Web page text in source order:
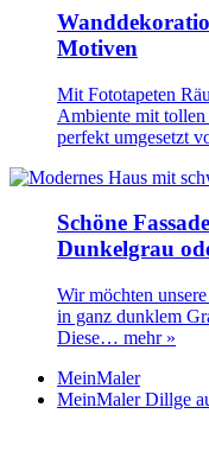
Motiven
Mit Fototapeten
Ambiente mit tollen
perfekt umgesetzt
Schöne
Dunkelgrau
Wir möchten
in ganz dunklem
Diese… mehr »
MeinMaler
MeinMaler Dillge